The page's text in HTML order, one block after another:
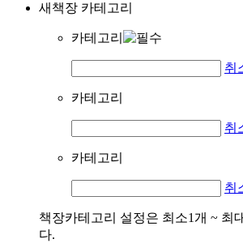
새책장 카테고리
카테고리
취
카테고리
취
카테고리
취
책장카테고리 설정은 최소1개 ~ 최
다.